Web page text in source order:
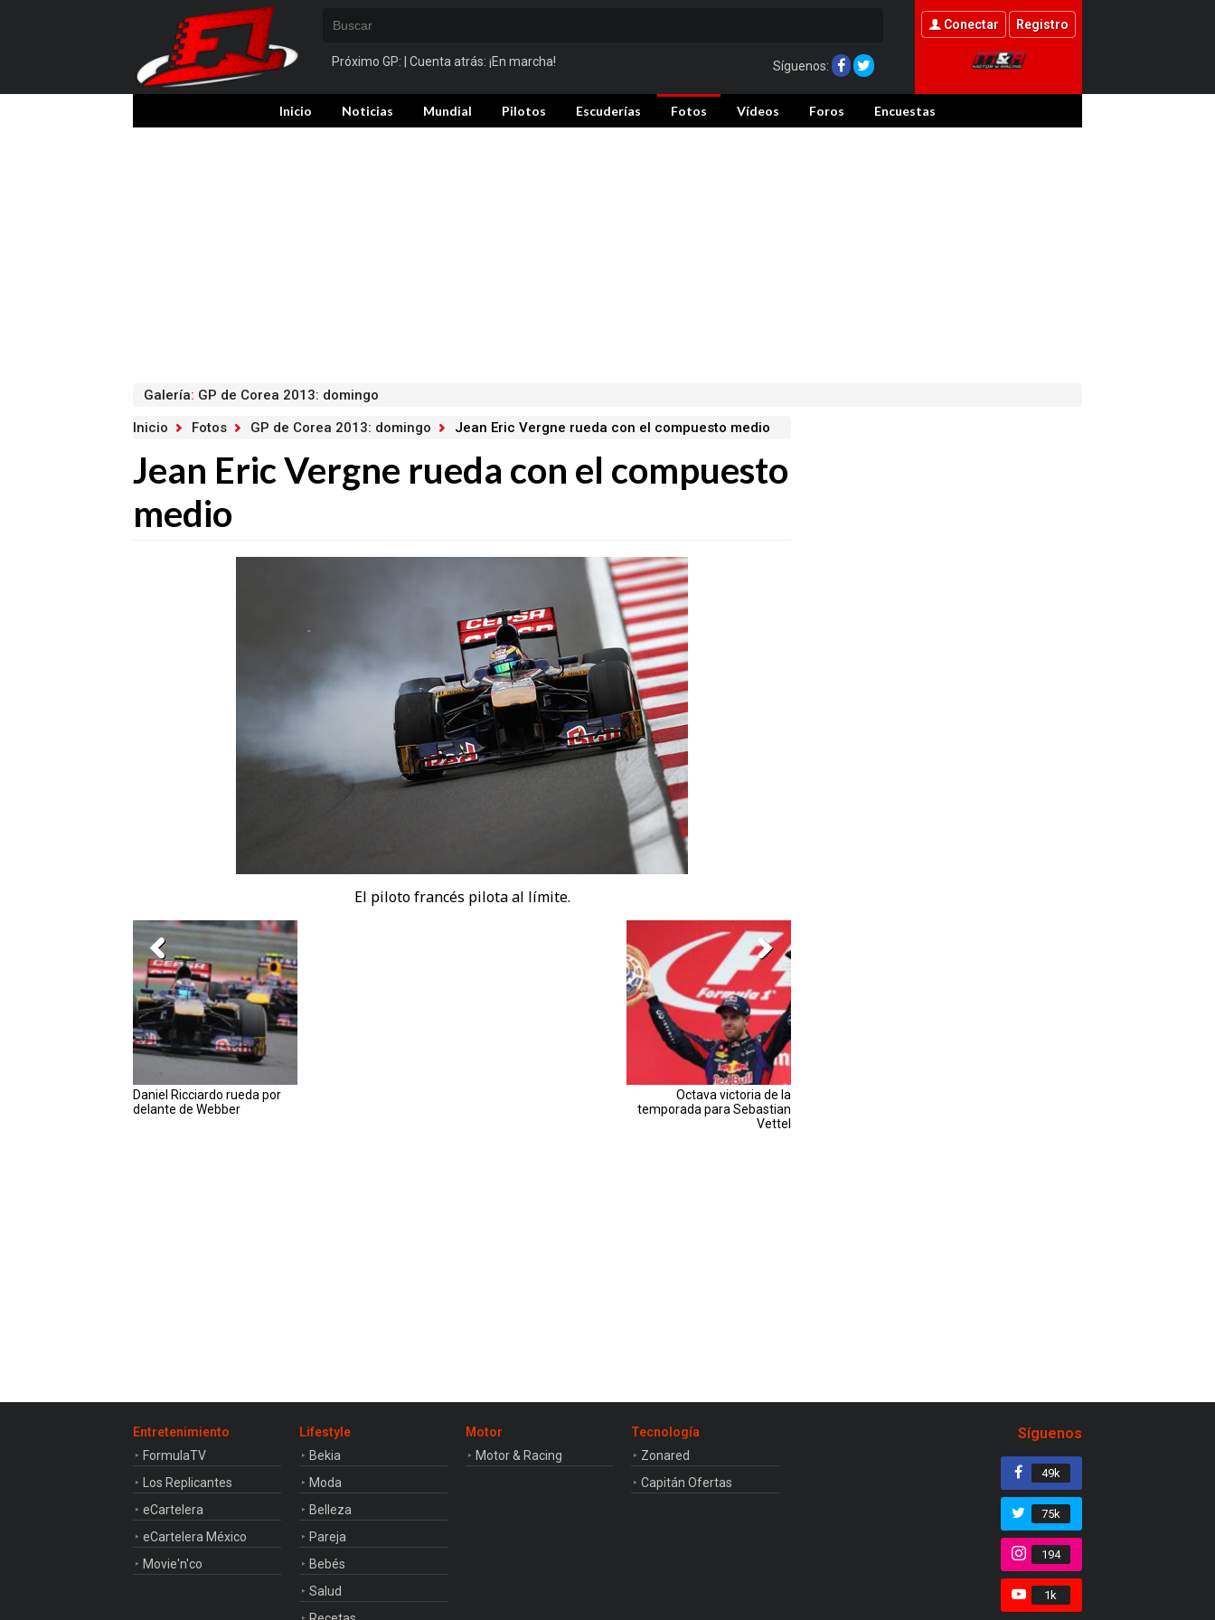
Próximo GP: | Cuenta atrás: ¡En marcha! Síguenos:
Conectar Registro
Inicio Noticias Mundial Pilotos Escuderías Fotos Vídeos Foros Encuestas
Galería: GP de Corea 2013: domingo
Inicio
Fotos GP de Corea 2013: domingo Jean Eric Vergne rueda con el compuesto medio
Jean Eric Vergne rueda con el compuesto
medio
El piloto francés pilota al límite.
Daniel Ricciardo rueda por
delante de Webber
Octava victoria de la
temporada para Sebastian
Vettel
Entretenimiento
FormulaTV
Los Replicantes
eCartelera
eCartelera México
Movie'n'co
Lifestyle
Bekia
Moda
Belleza
Pareja
Bebés
Salud
Motor
Motor & Racing
Tecnología
Zonared
Capitán Ofertas
Síguenos
49k
75k
194
1k